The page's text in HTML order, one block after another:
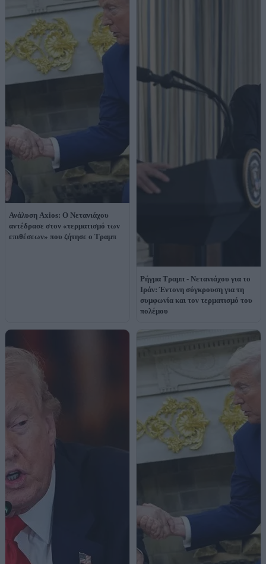
Ανάλυση Axios: Ο Νετανιάχου
αντέδρασε στον «τερματισμό των
επιθέσεων» που ζήτησε ο Τραμπ
Ρήγμα Τραμπ - Νετανιάχου για το
Ιράν: Έντονη σύγκρουση για τη
συμφωνία και τον τερματισμό του
πολέμου